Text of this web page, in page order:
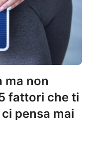
ma non
fattori che ti
pensa mai